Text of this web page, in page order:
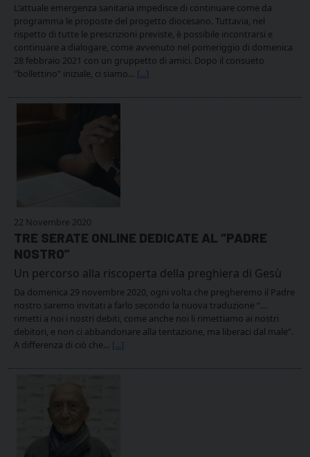
L'attuale emergenza sanitaria impedisce di continuare come da
programma le proposte del progetto diocesano. Tuttavia, nel
rispetto di tutte le prescrizioni previste, è possibile incontrarsi e
continuare a dialogare, come avvenuto nel pomeriggio di domenica
28 febbraio 2021 con un gruppetto di amici. Dopo il consueto
"bollettino" iniziale, ci siamo… [...]
22 Novembre 2020
TRE SERATE ONLINE DEDICATE AL “PADRE
NOSTRO”
Un percorso alla riscoperta della preghiera di Gesù
Da domenica 29 novembre 2020, ogni volta che pregheremo il Padre
nostro saremo invitati a farlo secondo la nuova traduzione “…
rimetti a noi i nostri debiti, come anche noi li rimettiamo ai nostri
debitori, e non ci abbandonare alla tentazione, ma liberaci dal male”.
A differenza di ciò che… [...]